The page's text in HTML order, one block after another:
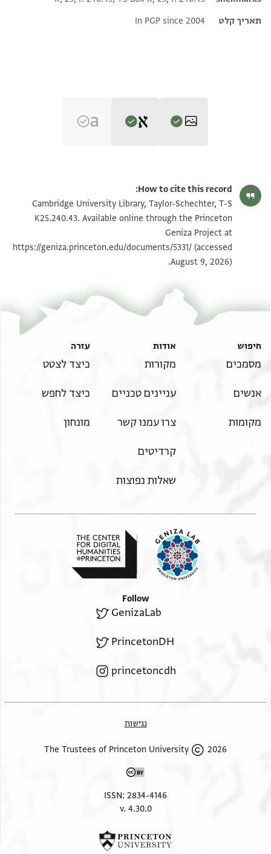
תאריך קלט
In PGP since 2004
Mark R. Cohen's digital edition.
ב
אלשיך אלחזן אבו אלמגד שצ`
יוצל לרסול אלחבר ר' יחזקאל שצ`
תלתה עשרה דרהמא מצאפא למא
T-S K25.240.43 1v
ראה :
תנאי היתר שימוש בתצלום
How to cite this record:
Cambridge University Library, Taylor-Schechter, T-S
K25.240.43. Available online through the Princeton
Geniza Project at
https://geniza.princeton.edu/documents/5331/ (accessed
August 9, 2026).
חיפוש
מסמכים
אנשים
מקומות
אודות
מקורות
עניינים טכניים
צרו עמנו קשר
קרדיטים
שאלות נפוצות
עזרה
כיצד לצטט
כיצד לחפש
מונחון
Follow
GenizaLab
PrincetonDH
princetoncdh
נגישות
2026 The Trustees of Princeton University
ISSN: 2834-4146
v. 4.30.0